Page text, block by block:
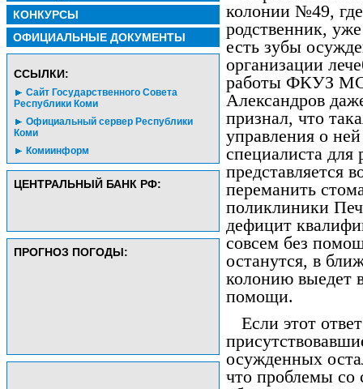
КОНКУРСЫ
ОФИЦИАЛЬНЫЕ ДОКУМЕНТЫ
CСЫЛКИ:
Сайт Государственного Совета
Республики Коми
Официальный сервер Республики
Коми
Комиинформ
ЦЕНТРАЛЬНЫЙ БАНК РФ:
ПРОГНОЗ ПОГОДЫ:
колонии №49,
родственник,
есть зубы
организации
работы ФКУЗ
Александров
признал, что
управления о
специалиста для
представляется
переманить
поликлиники
дефицит
совсем без
останутся, в
колонию выедет
помощи.
Если этот
осужденных
что проблемы со